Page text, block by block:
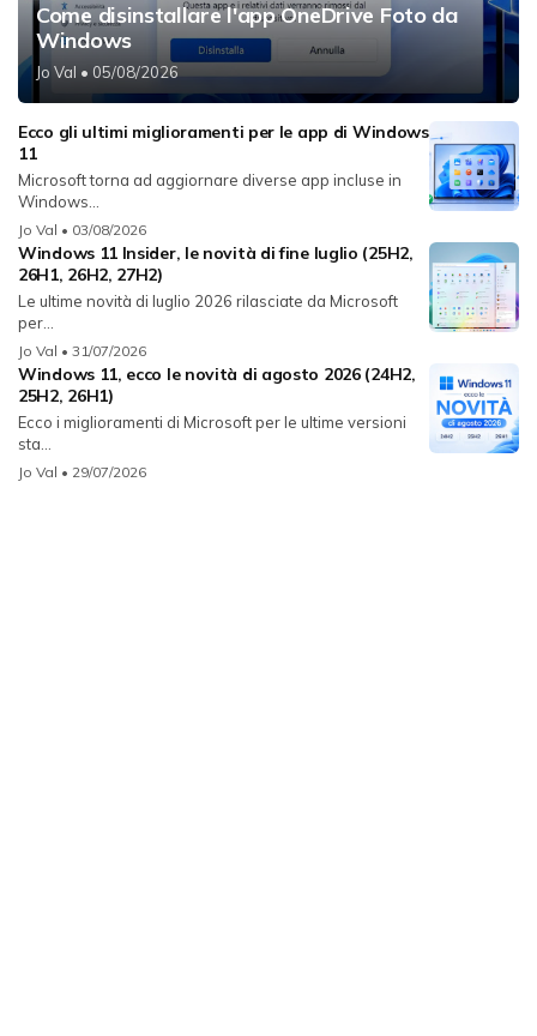
Come disinstallare l'app OneDrive Foto da
Windows
Jo Val • 05/08/2026
Ecco gli ultimi miglioramenti per le app di Windows
11
Microsoft torna ad aggiornare diverse app incluse in
Windows...
Jo Val • 03/08/2026
Windows 11 Insider, le novità di fine luglio (25H2,
26H1, 26H2, 27H2)
Le ultime novità di luglio 2026 rilasciate da Microsoft
per...
Jo Val • 31/07/2026
Windows 11, ecco le novità di agosto 2026 (24H2,
25H2, 26H1)
Ecco i miglioramenti di Microsoft per le ultime versioni
sta...
Jo Val • 29/07/2026